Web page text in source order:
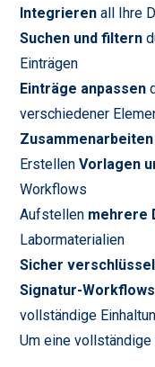
Integrieren all Ihre
Suchen und filtern
Einträgen
Einträge anpassen
verschiedener
Zusammenarbeiten
ErstellenVorlagen
Workflows
Aufstellen mehrere
Labormaterialien
Sicher
Signatur-Workflows
vollständige
Um eine